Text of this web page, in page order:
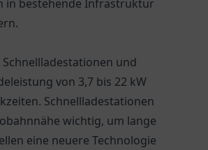
in bestehende Infrastruktur
und
von 3,7 bis 22 kW
Schnellladestationen
wichtig, um lange
eine neuere Technologie